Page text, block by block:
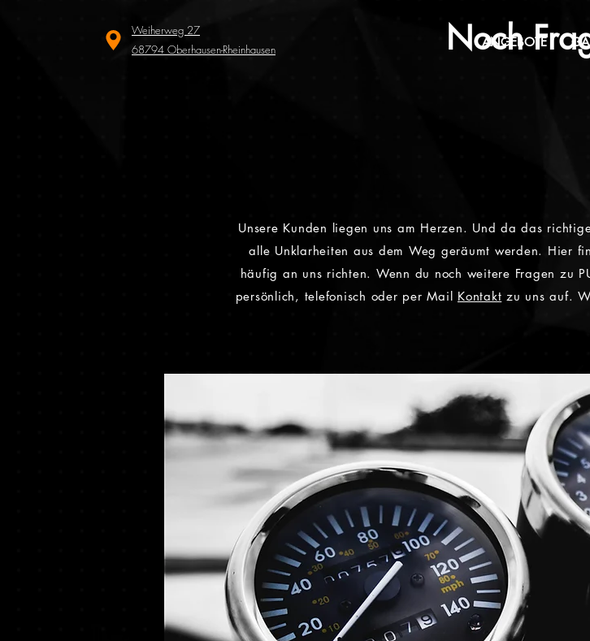
Weiherweg 27
68794 Oberhausen-Rheinhausen
ANGEBOTE
Noch
Unsere Kunden liegen uns am Herzen. Und da das
alle Unklarheiten aus dem Weg geräumt werden. Hier
häufig an uns richten. Wenn du noch weitere Fragen zu
persönlich, telefonisch oder per Mail Kontakt zu uns auf.